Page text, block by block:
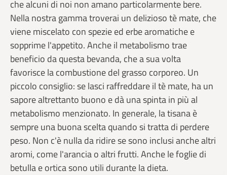
che alcuni di noi non amano particolarmente bere.
Nella nostra gamma troverai un delizioso tè mate, che
viene miscelato con spezie ed erbe aromatiche e
sopprime l'appetito. Anche il metabolismo trae
beneficio da questa bevanda, che a sua volta
favorisce la combustione del grasso corporeo. Un
piccolo consiglio: se lasci raffreddare il tè mate, ha un
sapore altrettanto buono e dà una spinta in più al
metabolismo menzionato. In generale, la tisana è
sempre una buona scelta quando si tratta di perdere
peso. Non c'è nulla da ridire se sono inclusi anche altri
aromi, come l'arancia o altri frutti. Anche le foglie di
betulla e ortica sono utili durante la dieta.